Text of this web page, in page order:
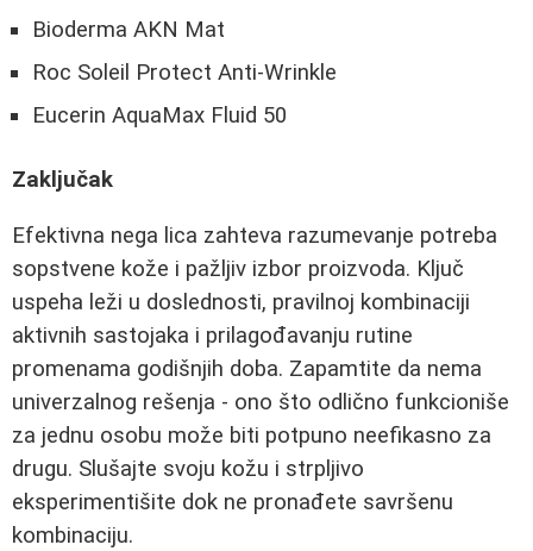
Bioderma AKN Mat
Roc Soleil Protect Anti-Wrinkle
Eucerin AquaMax Fluid 50
Zaključak
Efektivna nega lica zahteva razumevanje potreba
sopstvene kože i pažljiv izbor proizvoda. Ključ
uspeha leži u doslednosti, pravilnoj kombinaciji
aktivnih sastojaka i prilagođavanju rutine
promenama godišnjih doba. Zapamtite da nema
univerzalnog rešenja - ono što odlično funkcioniše
za jednu osobu može biti potpuno neefikasno za
drugu. Slušajte svoju kožu i strpljivo
eksperimentišite dok ne pronađete savršenu
kombinaciju.